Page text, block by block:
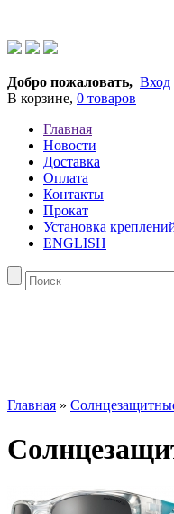
Добро пожаловать, Вход
В корзине, 0 товаров
Главная
Новости
Доставка
Оплата
Контакты
Прокат
Установка
ENGLISH
Главная »